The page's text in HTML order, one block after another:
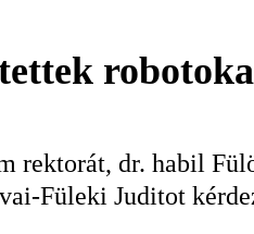
rektorát, dr. habil
Füleki Juditot